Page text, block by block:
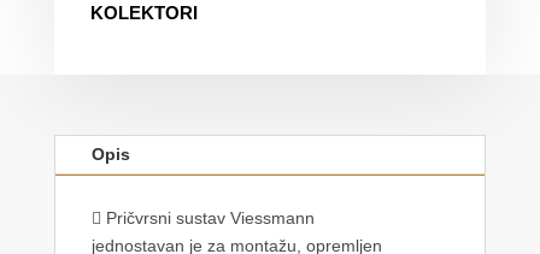
KOLEKTORI
Opis
 Pričvrsni sustav Viessmann
jednostavan je za montažu, opremljen